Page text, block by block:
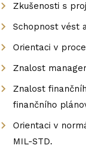
Zkušenosti s
Schopnost vést
Orientaci v
Znalost
Znalost
finančního
Orientaci v
MIL-STD.